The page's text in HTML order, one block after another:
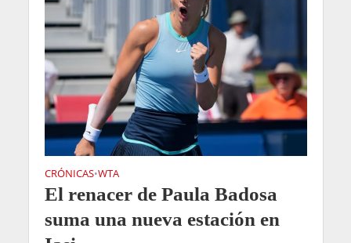
CRÓNICAS•WTA
El renacer de Paula Badosa
suma una nueva estación en